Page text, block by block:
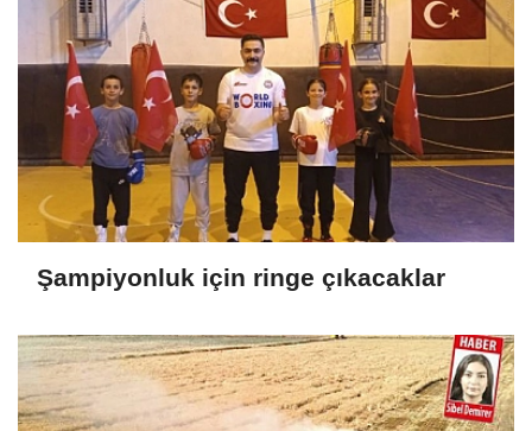
Şampiyonluk için ringe çıkacaklar